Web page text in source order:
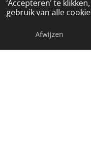
‘Accepteren’ te
gebruik van alle
Afwijzen
© 2024 FOMCreations,
NL858256356B01